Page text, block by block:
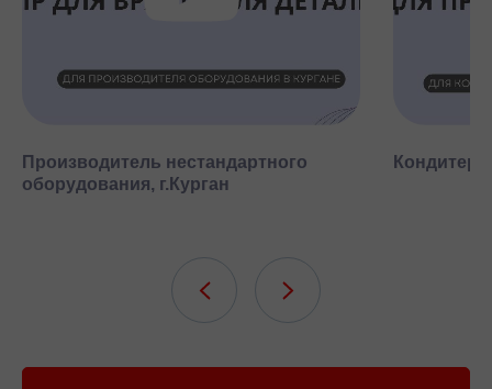
Производитель нестандартного
оборудования, г.Курган